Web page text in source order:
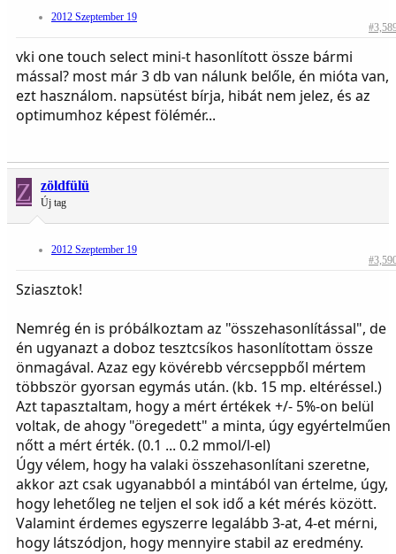
2012 Szeptember 19
vki one touch select mini-t hasonlított össze bármi
mással? most már 3 db van nálunk belőle, én mióta van,
ezt használom. napsütést bírja, hibát nem jelez, és az
optimumhoz képest fölémér...
Z zöldfülü
Új tag
2012 Szeptember 19
Sziasztok!
Nemrég én is próbálkoztam az "összehasonlítással", de
én ugyanazt a doboz tesztcsíkos hasonlítottam össze
önmagával. Azaz egy kövérebb vércseppből mértem
többször gyorsan egymás után. (kb. 15 mp. eltéréssel.)
Azt tapasztaltam, hogy a mért értékek +/- 5%-on belül
voltak, de ahogy "öregedett" a minta, úgy egyértelműen
nőtt a mért érték. (0.1 ... 0.2 mmol/l-el)
Úgy vélem, hogy ha valaki összehasonlítani szeretne,
akkor azt csak ugyanabból a mintából van értelme, úgy,
hogy lehetőleg ne teljen el sok idő a két mérés között.
Valamint érdemes egyszerre legalább 3-at, 4-et mérni,
hogy látszódjon, hogy mennyire stabil az eredmény.